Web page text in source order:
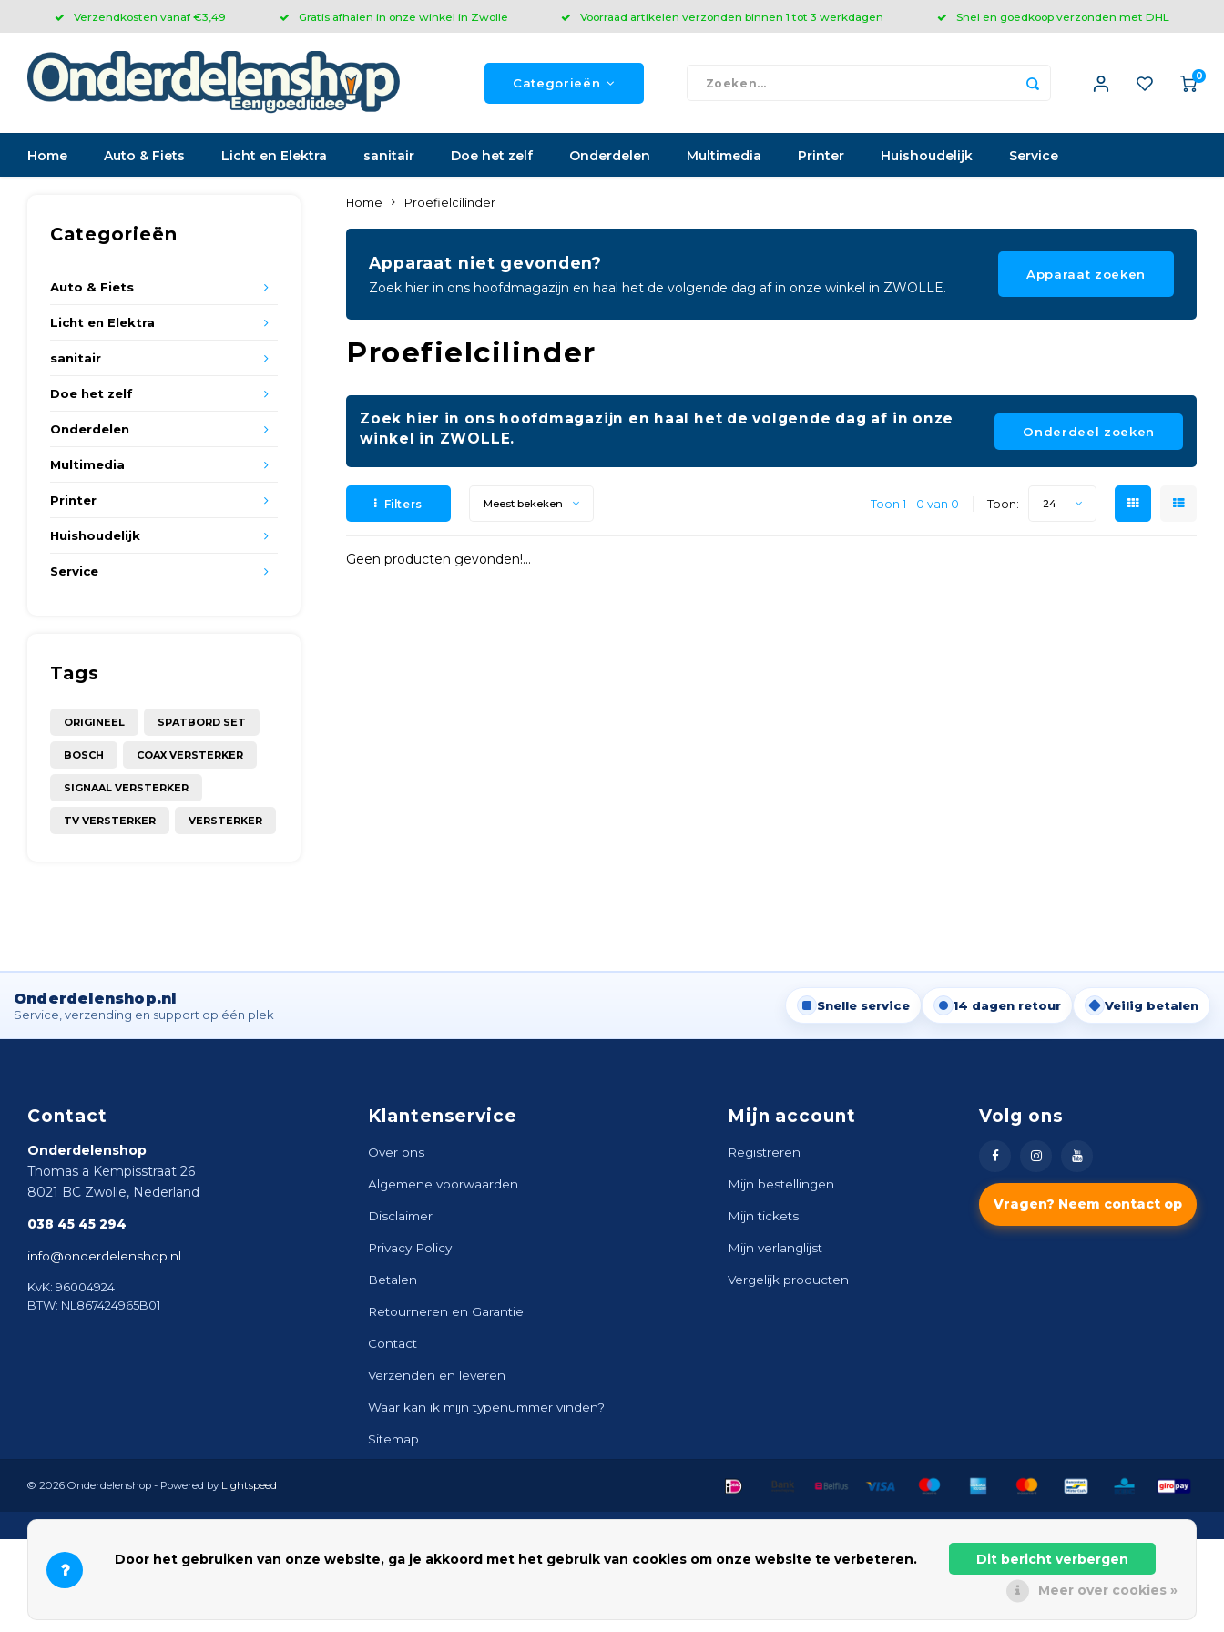
Verzendkosten vanaf €3,49 Gratis afhalen in onze winkel in Zwolle Voorraad artikelen verzonden binnen 1 tot 3 werkdagen Snel en goedkoop verzonden met DHL
Categorieën 0
Home Auto & Fiets Licht en Elektra sanitair Doe het zelf Onderdelen Multimedia Printer Huishoudelijk Service
Categorieën
Auto & Fiets
Licht en Elektra
sanitair
Doe het zelf
Onderdelen
Multimedia
Printer
Huishoudelijk
Service
Tags
ORIGINEEL SPATBORD SET
BOSCH COAX VERSTERKER
SIGNAAL VERSTERKER
TV VERSTERKER VERSTERKER
Home Proefielcilinder
Apparaat niet gevonden?
Zoek hier in ons hoofdmagazijn en haal het de volgende dag af in onze winkel in ZWOLLE.
Apparaat zoeken
Proefielcilinder
Zoek hier in ons hoofdmagazijn en haal het de volgende dag af in onze
winkel in ZWOLLE.
Onderdeel zoeken
Filters Meest bekeken Toon 1 - 0 van 0 Toon: 24
Geen producten gevonden!...
Onderdelenshop.nl
Service, verzending en support op één plek
Snelle service 14 dagen retour Veilig betalen
Contact
Onderdelenshop
Thomas a Kempisstraat 26
8021 BC Zwolle, Nederland
038 45 45 294
info@onderdelenshop.nl
KvK: 96004924
BTW: NL867424965B01
Klantenservice
Over ons
Algemene voorwaarden
Disclaimer
Privacy Policy
Betalen
Retourneren en Garantie
Contact
Verzenden en leveren
Waar kan ik mijn typenummer vinden?
Sitemap
Mijn account
Registreren
Mijn bestellingen
Mijn tickets
Mijn verlanglijst
Vergelijk producten
Volg ons
Vragen? Neem contact op
© 2026 Onderdelenshop - Powered by Lightspeed
Door het gebruiken van onze website, ga je akkoord met het gebruik van cookies om onze website te verbeteren.
Dit bericht verbergen
Meer over cookies »